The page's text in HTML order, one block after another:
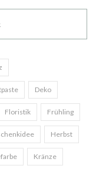
Deko
Floristik Frühling
Herbst
Kränze